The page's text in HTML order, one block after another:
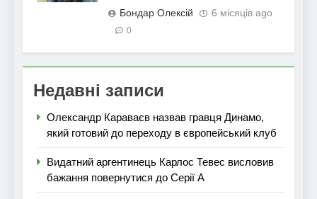
Бондар Олексій 6 місяців ago
0
Недавні записи
Олександр Караваєв назвав гравця Динамо,
який готовий до переходу в європейський клуб
Видатний аргентинець Карлос Тевес висловив
бажання повернутися до Серії А